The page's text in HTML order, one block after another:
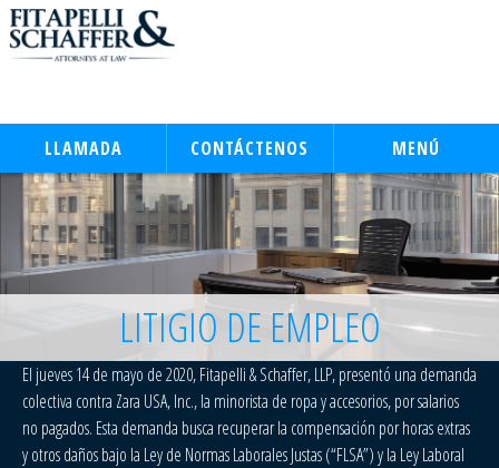
LLAMADA CONTÁCTENOS MENÚ
LITIGIO DE EMPLEO
El jueves 14 de mayo de 2020, Fitapelli & Schaffer, LLP, presentó una demanda
colectiva contra Zara USA, Inc., la minorista de ropa y accesorios, por salarios
no pagados. Esta demanda busca recuperar la compensación por horas extras
y otros daños bajo la Ley de Normas Laborales Justas (“FLSA”) y la Ley Laboral